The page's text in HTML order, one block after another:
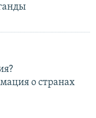
о странах